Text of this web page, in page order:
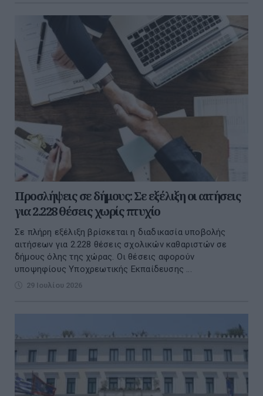
Προσλήψεις σε δήμους: Σε εξέλιξη οι αιτήσεις
για 2.228 θέσεις χωρίς πτυχίο
Σε πλήρη εξέλιξη βρίσκεται η διαδικασία υποβολής
αιτήσεων για 2.228 θέσεις σχολικών καθαριστών σε
δήμους όλης της χώρας. Οι θέσεις αφορούν
υποψηφίους Υποχρεωτικής Εκπαίδευσης ...
29 Ιουλίου 2026